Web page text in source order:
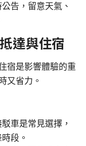
告，留意天氣、
達與住宿
宿是影響體驗的重
又省力。
車是常見選擇，
段。